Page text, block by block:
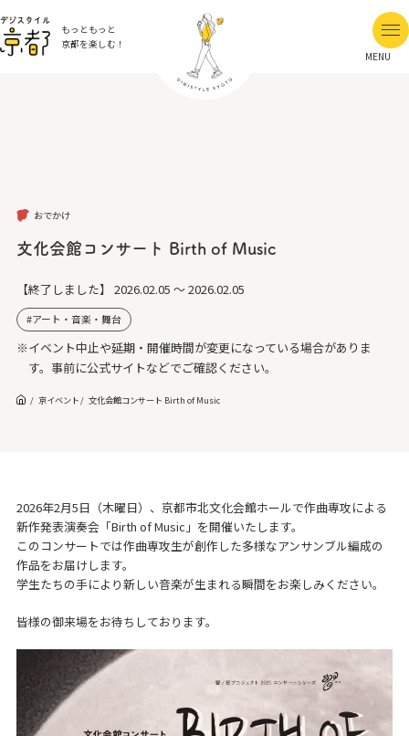
もっともっと
京都を楽しむ！
MENU
おでかけ
文化会館コンサート Birth of Music
【終了しました】 2026.02.05 ～ 2026.02.05
アート・音楽・舞台
※イベント中止や延期・開催時間が変更になっている場合がありま
す。事前に公式サイトなどでご確認ください。
京イベント 文化会館コンサート Birth of Music
2026年2月5日（木曜日）、京都市北文化会館ホールで作曲専攻による
新作発表演奏会「Birth of Music」を開催いたします。
このコンサートでは作曲専攻生が創作した多様なアンサンブル編成の
作品をお届けします。
学生たちの手により新しい音楽が生まれる瞬間をお楽しみください。
皆様の御来場をお待ちしております。